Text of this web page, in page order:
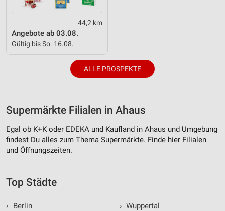
44,2 km
Angebote ab 03.08.
Gültig bis So. 16.08.
ALLE PROSPEKTE
Supermärkte Filialen in Ahaus
Egal ob K+K oder EDEKA und Kaufland in Ahaus und Umgebung
findest Du alles zum Thema Supermärkte. Finde hier Filialen
und Öffnungszeiten.
Top Städte
›
Berlin
› Wuppertal